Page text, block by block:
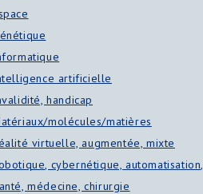
artificielle
handicap
molécules/matières
virtuelle, augmentée, mixte
cybernétique, automatisation,
médecine, chirurgie